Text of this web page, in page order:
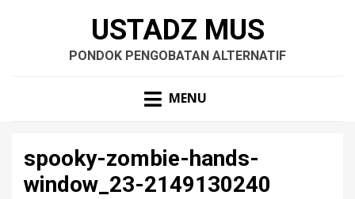
USTADZ MUS
PONDOK PENGOBATAN ALTERNATIF
MENU
spooky-zombie-hands-
window_23-2149130240